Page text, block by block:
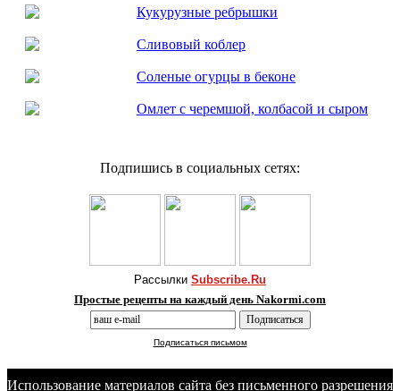
Кукурузные ребрышки
Сливовый коблер
Соленые огурцы в беконе
Омлет с черемшой, колбасой и сыром
Подпишись в социальных сетях:
Рассылки Subscribe.Ru
Простые рецепты на каждый день Nakormi.com
Подписаться письмом
Использование материалов сайта без письменного разрешения